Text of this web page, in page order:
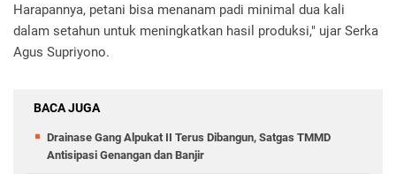
Harapannya, petani bisa menanam padi minimal dua kali
dalam setahun untuk meningkatkan hasil produksi," ujar Serka
Agus Supriyono.
BACA JUGA
Drainase Gang Alpukat II Terus Dibangun, Satgas TMMD
Antisipasi Genangan dan Banjir